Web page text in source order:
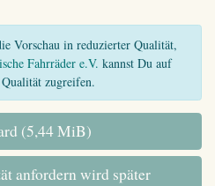
Vorschau in reduzierter Qualität,
Fahrräder e.V. kannst Du auf
zugreifen.
(5,44 MiB)
anfordern wird später